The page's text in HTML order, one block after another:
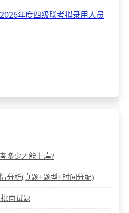
年度四级联考拟录用人员
多少才能上岸?
分析(真题+题型+时间分配)
面试题